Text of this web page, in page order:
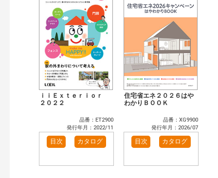
目次も検索 検 索
おすすめハッシュタグ
まずはここから（3）
リフォームおすすめ（3）
省エネ住宅関連（1）
補助金・優遇制度を知る（2）
カタログ一覧＆使い方（1）
カテゴリー
窓・シャッター（14）
玄関ドア・引戸（6）
インテリア建材（10）
エクステリア（3）
トイレ（3）
小型電気温水器（1）
水栓金具（3）
ｉｉＥｘｔｅｒｉｏｒ
２０２２
品番：ET2900
発行年月：2022/11
目次 カタログ
住宅省エネ２０２６はや
わかりＢＯＯＫ
品番：XG9900
発行年月：2026/07
目次 カタログ